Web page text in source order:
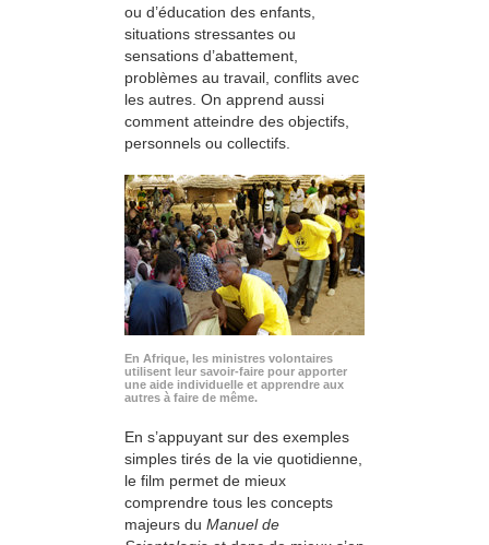
ou d’éducation des enfants,
situations stressantes ou
sensations d’abattement,
problèmes au travail, conflits avec
les autres. On apprend aussi
comment atteindre des objectifs,
personnels ou collectifs.
En Afrique, les ministres volontaires
utilisent leur savoir-faire pour apporter
une aide individuelle et apprendre aux
autres à faire de même.
En s’appuyant sur des exemples
simples tirés de la vie quotidienne,
le film permet de mieux
comprendre tous les concepts
majeurs du Manuel de